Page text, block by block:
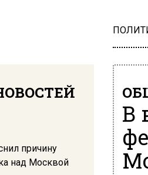
причину
над Москвой
В